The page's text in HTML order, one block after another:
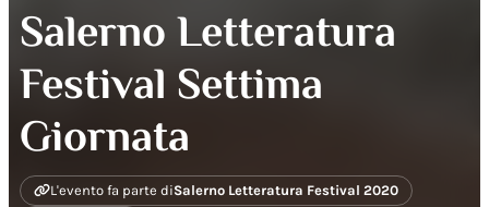
Salerno Letteratura
Festival Settima
Giornata
L'evento fa parte diSalerno Letteratura Festival 2020